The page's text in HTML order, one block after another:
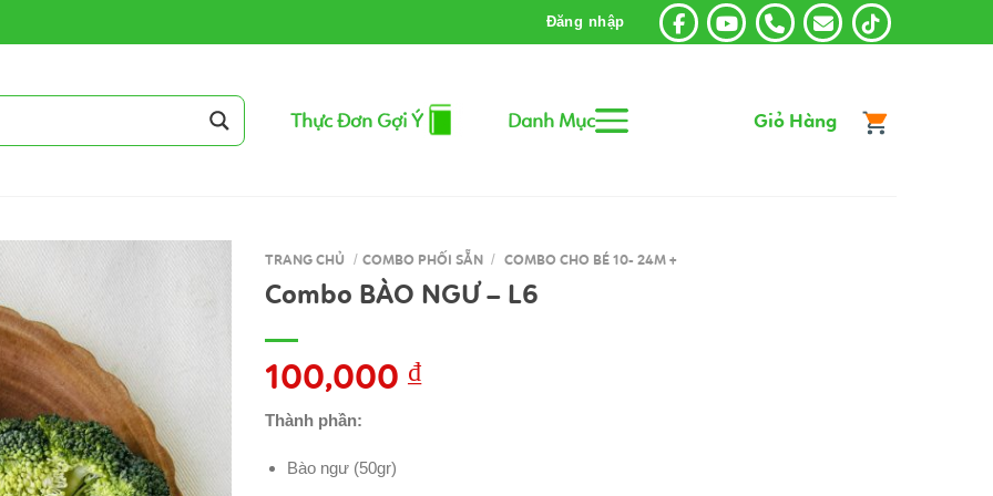
Đăng nhập
Thực Đơn Gợi Ý Danh Mục Giỏ Hàng
TRANG CHỦ / COMBO PHỐI SẴN / COMBO CHO BÉ 10- 24M +
Combo BÀO NGƯ – L6
100,000 ₫
Thành phần:
Bào ngư (50gr)